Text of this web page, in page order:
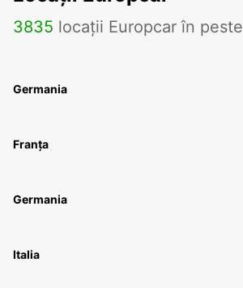
3835 locații Europcar în peste
Germania
Franța
Germania
Italia